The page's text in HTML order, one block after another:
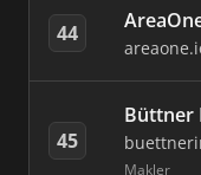
44
45
Büttner
Makler